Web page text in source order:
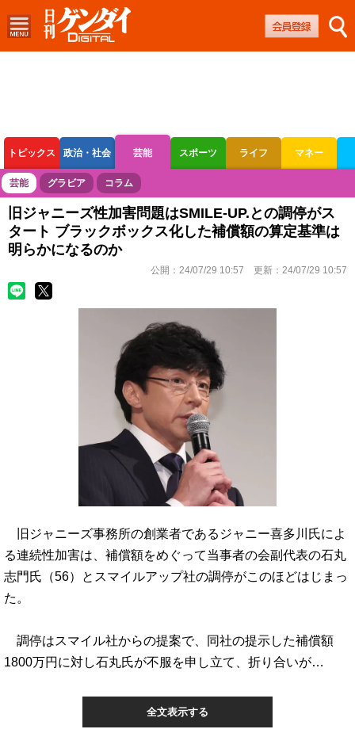
トピックス 政治・社会 芸能 スポーツ ライフ マネー
ボートレース 競輪 オートレース
芸能 グラビア コラム
旧ジャニーズ性加害問題はSMILE-UP.との調停がス
タート ブラックボックス化した補償額の算定基準は
明らかになるのか
公開： 24/07/29 10:57 更新： 24/07/29 10:57
旧ジャニーズ事務所の創業者であるジャニー喜多川氏によ
る連続性加害は、補償額をめぐって当事者の会副代表の石丸
志門氏（56）とスマイルアップ社の調停がこのほどはじまっ
た。
調停はスマイル社からの提案で、同社の提示した補償額
1800万円に対し石丸氏が不服を申し立て、折り合いが…
全文表示する